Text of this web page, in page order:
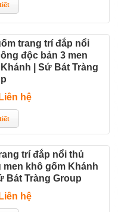
trang trí đắp nổi
độc bản 3 men
| Sứ Bát Tràng
hệ
trí đắp nổi thủ
men khô gốm Khánh
Bát Tràng Group
hệ